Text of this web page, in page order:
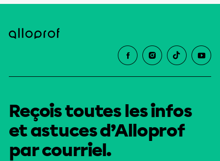
Reçois toutes les infos
et astuces d’Alloprof
par courriel.